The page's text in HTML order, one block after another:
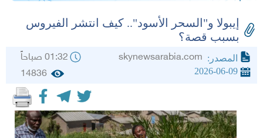
إيبولا و"السحر الأسود".. كيف انتشر الفيروس
بسبب قصة؟
المصدر: 01:32 صباحاً
2026-06-09
14836